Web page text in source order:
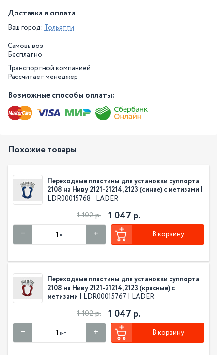
Доставка и оплата
Ваш город: Тольятти
Самовывоз
Бесплатно
Транспортной компанией
Рассчитает менеджер
Возможные способы оплаты:
Похожие товары
Переходные пластины для установки суппорта
2108 на Ниву 2121-21214, 2123 (синие) с метизами |
LDR00015768 | LADER
1 102 р. 1 047 р.
к-т В корзину
Переходные пластины для установки суппорта
2108 на Ниву 2121-21214, 2123 (красные) с
метизами | LDR00015767 | LADER
1 102 р. 1 047 р.
к-т В корзину